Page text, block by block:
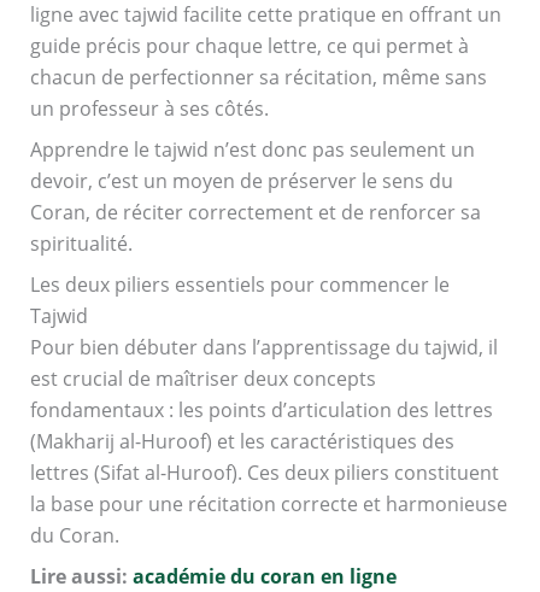
ligne avec tajwid facilite cette pratique en offrant un
guide précis pour chaque lettre, ce qui permet à
chacun de perfectionner sa récitation, même sans
un professeur à ses côtés.
Apprendre le tajwid n’est donc pas seulement un
devoir, c’est un moyen de préserver le sens du
Coran, de réciter correctement et de renforcer sa
spiritualité.
Les deux piliers essentiels pour commencer le
Tajwid
Pour bien débuter dans l’apprentissage du tajwid, il
est crucial de maîtriser deux concepts
fondamentaux : les points d’articulation des lettres
(Makharij al-Huroof) et les caractéristiques des
lettres (Sifat al-Huroof). Ces deux piliers constituent
la base pour une récitation correcte et harmonieuse
du Coran.
Lire aussi: académie du coran en ligne